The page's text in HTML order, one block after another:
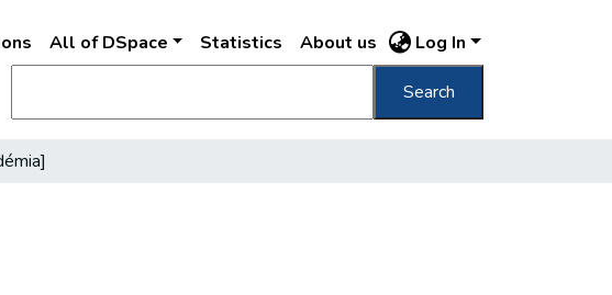
All of DSpace Statistics About us Log In
Search